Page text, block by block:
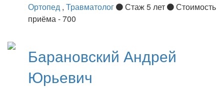
Ортопед , Травматолог Стаж 5 лет
Стоимость
приёма - 700
Барановский Андрей
Юрьевич